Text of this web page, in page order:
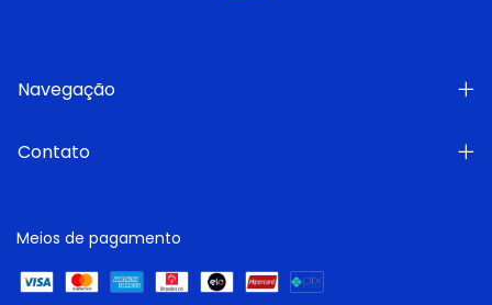
Navegação
Contato
Meios de pagamento